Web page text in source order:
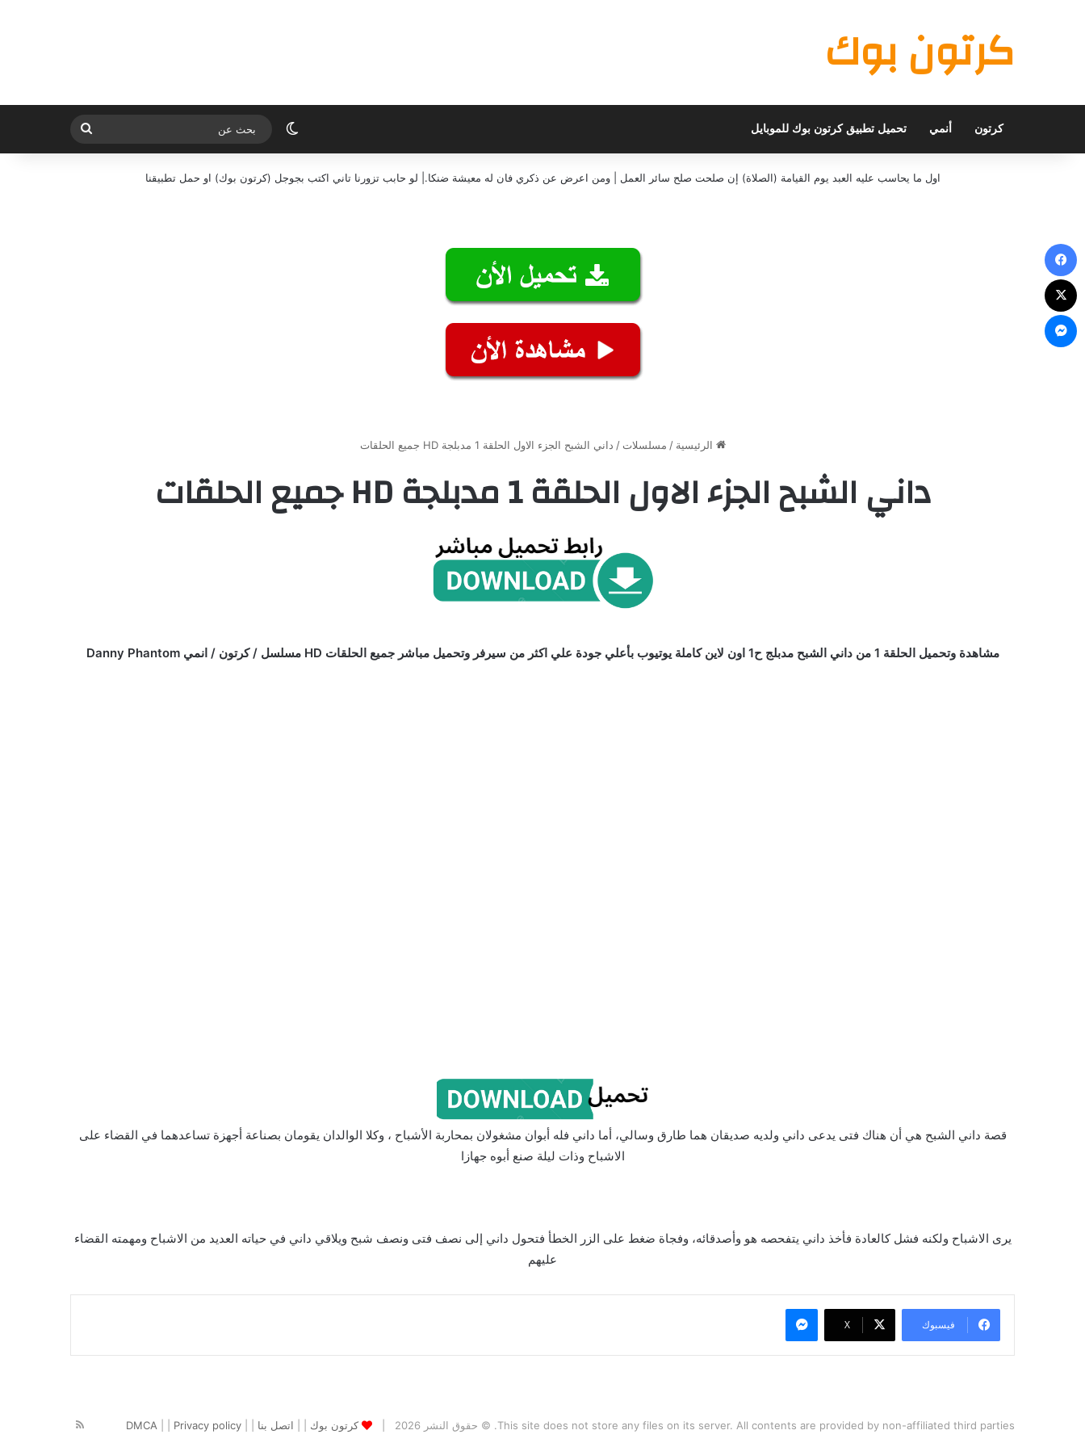
كرتون بوك
كرتون أنمي تحميل تطبيق كرتون بوك للموبايل الوضع المظلم
بحث
عن
اول ما يحاسب عليه العبد يوم القيامة (الصلاة) إن صلحت صلح سائر العمل | ومن اعرض عن ذكري فان له معيشة ضنكا.| لو حابب تزورنا تاني اكتب بجوجل (كرتون بوك) او حمل تطبيقنا
الرئيسية / مسلسلات / داني الشبح الجزء الاول الحلقة 1 مدبلجة HD جميع الحلقات
داني الشبح الجزء الاول الحلقة 1 مدبلجة HD جميع الحلقات
مشاهدة وتحميل الحلقة 1 من داني الشبح مدبلج ح1 اون لاين كاملة يوتيوب بأعلي جودة علي اكثر من سيرفر وتحميل مباشر جميع الحلقات HD مسلسل / كرتون / انمي Danny Phantom
قصة داني الشبح هي أن هناك فتى يدعى داني ولديه صديقان هما طارق وسالي، أما داني فله أبوان مشغولان بمحاربة الأشباح ، وكلا الوالدان يقومان بصناعة أجهزة تساعدهما في القضاء على
الاشباح وذات ليلة صنع أبوه جهازا
يرى الاشباح ولكنه فشل كالعادة فأخذ داني يتفحصه هو وأصدقائه، وفجاة ضغط على الزر الخطأ فتحول داني إلى نصف فتى ونصف شبح ويلاقي داني في حياته العديد من الاشباح ومهمته القضاء
عليهم
فيسبوك X
ماسنجر
This site does not store any files on its server. All contents are provided by non-affiliated third parties. © حقوق النشر 2026 | كرتون بوك اتصل بنا DMCA Privacy policy
ملخص